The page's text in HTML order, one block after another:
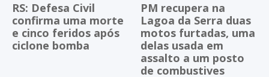
RS: Defesa Civil
confirma uma morte
e cinco feridos após
ciclone bomba
PM recupera na
Lagoa da Serra duas
motos furtadas, uma
delas usada em
assalto a um posto
de combustives